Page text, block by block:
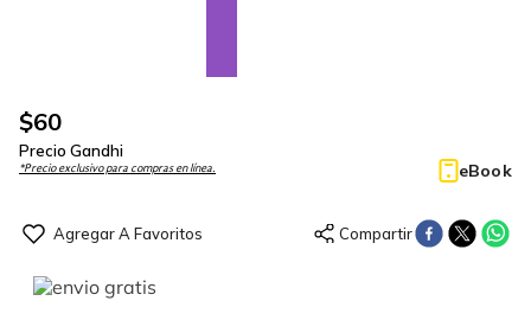
$60
Precio Gandhi
*Precio exclusivo para compras en línea. eBook